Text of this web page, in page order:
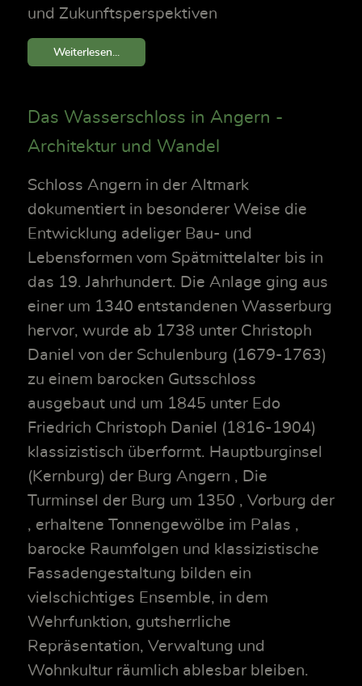
und Zukunftsperspektiven
Weiterlesen...
Das Wasserschloss in Angern -
Architektur und Wandel
Schloss Angern in der Altmark
dokumentiert in besonderer Weise die
Entwicklung adeliger Bau- und
Lebensformen vom Spätmittelalter bis in
das 19. Jahrhundert. Die Anlage ging aus
einer um 1340 entstandenen Wasserburg
hervor, wurde ab 1738 unter Christoph
Daniel von der Schulenburg (1679-1763)
zu einem barocken Gutsschloss
ausgebaut und um 1845 unter Edo
Friedrich Christoph Daniel (1816-1904)
klassizistisch überformt. Hauptburginsel
(Kernburg) der Burg Angern , Die
Turminsel der Burg um 1350 , Vorburg der
, erhaltene Tonnengewölbe im Palas ,
barocke Raumfolgen und klassizistische
Fassadengestaltung bilden ein
vielschichtiges Ensemble, in dem
Wehrfunktion, gutsherrliche
Repräsentation, Verwaltung und
Wohnkultur räumlich ablesbar bleiben.